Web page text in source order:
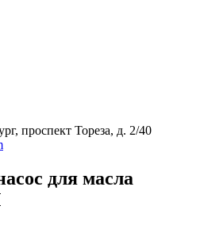
проспект Тореза, д. 2/40
для масла